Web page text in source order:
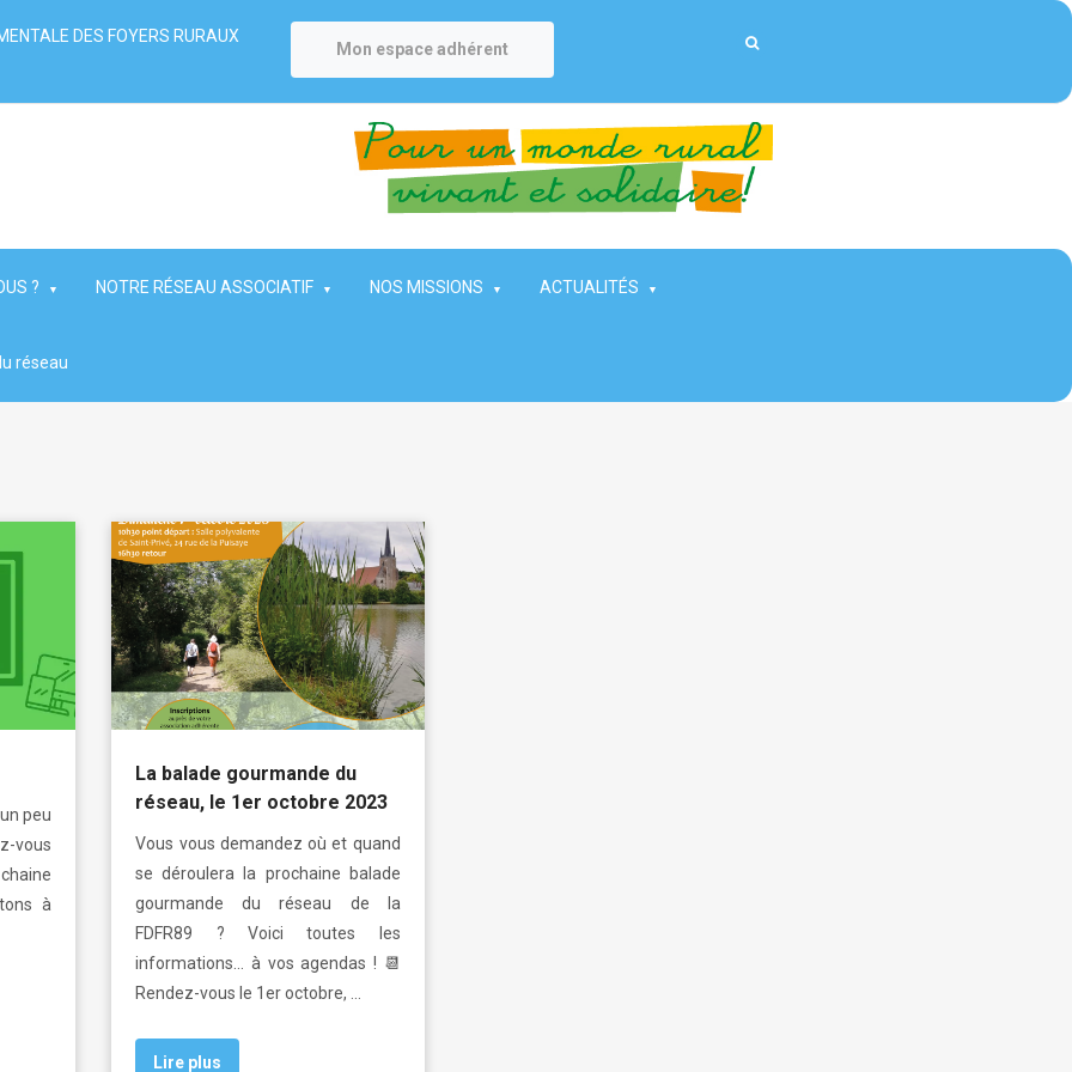
DES FOYERS RURAUX
Mon espace adhérent
? NOTRE RÉSEAU ASSOCIATIF NOS MISSIONS ACTUALITÉS
réseau
peu
vous
à
La balade gourmande du
réseau, le 1er octobre 2023
Vous vous demandez où et quand
se déroulera la prochaine balade
gourmande du réseau de la
FDFR89 ? Voici toutes les
informations… à vos agendas ! 📆
Rendez-vous le 1er octobre, …
Lire plus